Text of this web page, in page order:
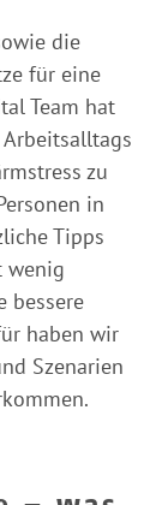
die
für eine
Team hat
zu
in
Tipps
wenig
bessere
haben wir
Szenarien